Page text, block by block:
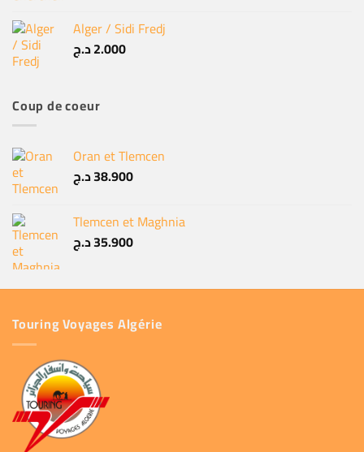
Alger / Sidi Fredj
2.000د.ج
Coup de coeur
Oran et Tlemcen
38.900د.ج
Tlemcen et Maghnia
35.900د.ج
Touring Voyages Algérie